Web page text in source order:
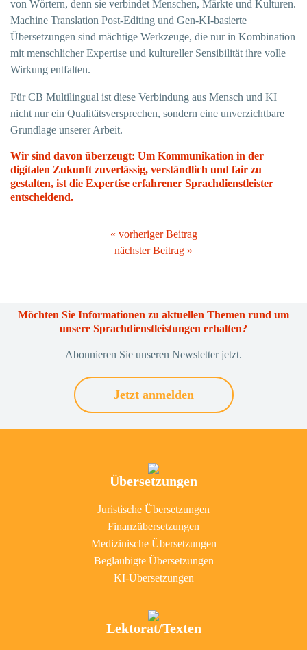
von Wörtern, denn sie verbindet Menschen, Märkte und Kulturen.
Machine Translation Post-Editing und Gen-KI-basierte
Übersetzungen sind mächtige Werkzeuge, die nur in Kombination
mit menschlicher Expertise und kultureller Sensibilität ihre volle
Wirkung entfalten.
Für CB Multilingual ist diese Verbindung aus Mensch und KI
nicht nur ein Qualitätsversprechen, sondern eine unverzichtbare
Grundlage unserer Arbeit.
Wir sind davon überzeugt: Um Kommunikation in der
digitalen Zukunft zuverlässig, verständlich und fair zu
gestalten, ist die Expertise erfahrener Sprachdienstleister
entscheidend.
« vorheriger Beitrag
nächster Beitrag »
Möchten Sie Informationen zu aktuellen Themen rund um
unsere Sprachdienstleistungen erhalten?
Abonnieren Sie unseren Newsletter jetzt.
Jetzt anmelden
Übersetzungen
Juristische Übersetzungen
Finanzübersetzungen
Medizinische Übersetzungen
Beglaubigte Übersetzungen
KI-Übersetzungen
Lektorat/Texten